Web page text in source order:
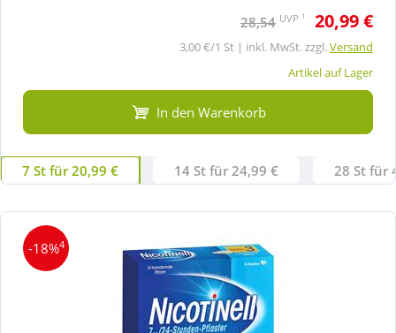
28,54 UVP 1 20,99 €
3,00 €/1 St | inkl. MwSt. zzgl.Versand
Artikel auf Lager
In den Warenkorb
7 St für 20,99 € 14 St für 24,99 € 28 St für
-18%4